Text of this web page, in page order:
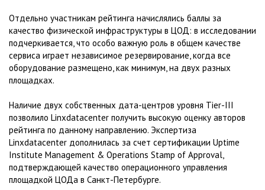
Отдельно участникам рейтинга начислялись баллы за
качество физической инфраструктуры в ЦОД: в исследовании
подчеркивается, что особо важную роль в общем качестве
сервиса играет независимое резервирование, когда все
оборудование размещено, как минимум, на двух разных
площадках.
Наличие двух собственных дата-центров уровня Tier-III
позволило Linxdatacenter получить высокую оценку авторов
рейтинга по данному направлению. Экспертиза
Linxdatacenter дополнилась за счет cертификации Uptime
Institute Management & Operations Stamp of Approval,
подтверждающей качество операционного управления
площадкой ЦОДа в Санкт-Петербурге.